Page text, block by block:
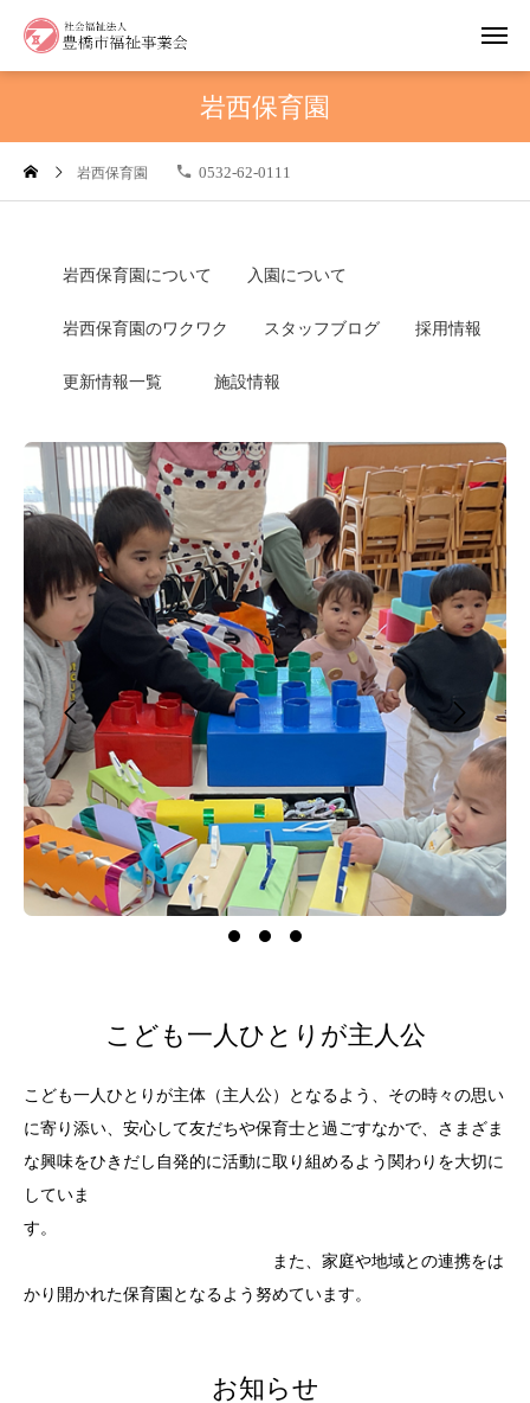
岩西保育園
岩西保育園 0532-62-0111
岩西保育園について 入園について
岩西保育園のワクワク スタッフブログ 採用情報
更新情報一覧 施設情報
こども一人ひとりが主人公
こども一人ひとりが主体（主人公）となるよう、その時々の思い
に寄り添い、安心して友だちや保育士と過ごすなかで、さまざま
な興味をひきだし自発的に活動に取り組めるよう関わりを大切に
していま
す。
また、家庭や地域との連携をは
かり開かれた保育園となるよう努めています。
お知らせ